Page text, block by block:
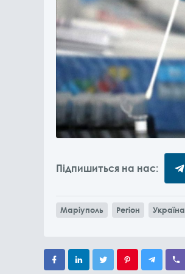
Підпишиться на нас:
Маріуполь Регіон Україна